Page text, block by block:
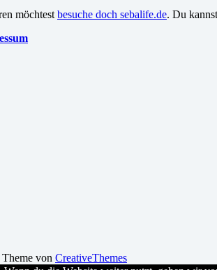
möchtest besuche doch sebalife.de. Du
von CreativeThemes